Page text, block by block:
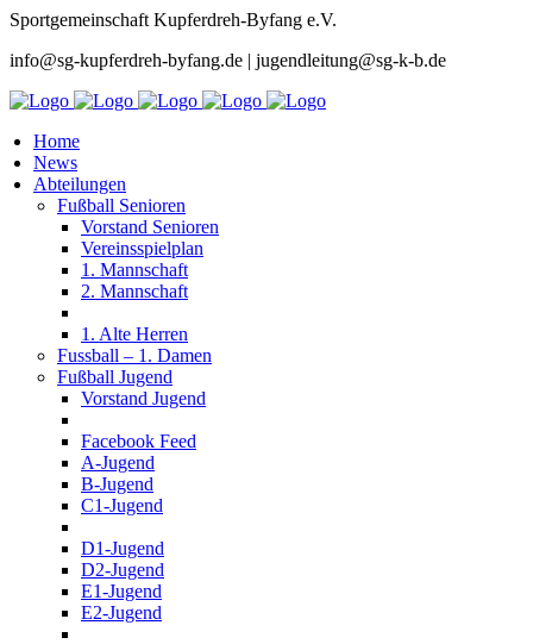
Sportgemeinschaft Kupferdreh-Byfang e.V.
info@sg-kupferdreh-byfang.de | jugendleitung@sg-k-b.de
Home
News
Abteilungen
Fußball Senioren
Vorstand Senioren
Vereinsspielplan
1. Mannschaft
2. Mannschaft
1. Alte Herren
Fussball – 1. Damen
Fußball Jugend
Vorstand Jugend
Facebook Feed
A-Jugend
B-Jugend
C1-Jugend
D1-Jugend
D2-Jugend
E1-Jugend
E2-Jugend